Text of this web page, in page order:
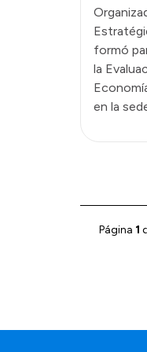
formó
la
en la
Página 1